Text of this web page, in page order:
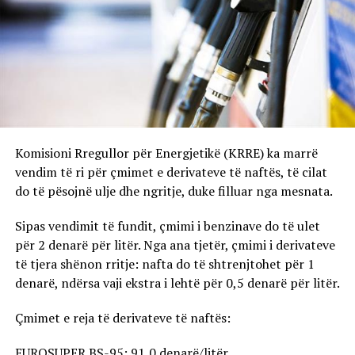
Komisioni Rregullor për Energjetikë (KRRE) ka marrë
vendim të ri për çmimet e derivateve të naftës, të cilat
do të pësojnë ulje dhe ngritje, duke filluar nga mesnata.
Sipas vendimit të fundit, çmimi i benzinave do të ulet
për 2 denarë për litër. Nga ana tjetër, çmimi i derivateve
të tjera shënon rritje: nafta do të shtrenjtohet për 1
denarë, ndërsa vaji ekstra i lehtë për 0,5 denarë për litër.
Çmimet e reja të derivateve të naftës: